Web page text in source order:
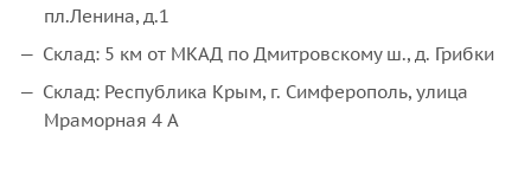
пл.Ленина, д.1
Склад: 5 км от МКАД по Дмитровскому ш., д. Грибки
Склад: Республика Крым, г. Симферополь, улица
Мраморная 4 А